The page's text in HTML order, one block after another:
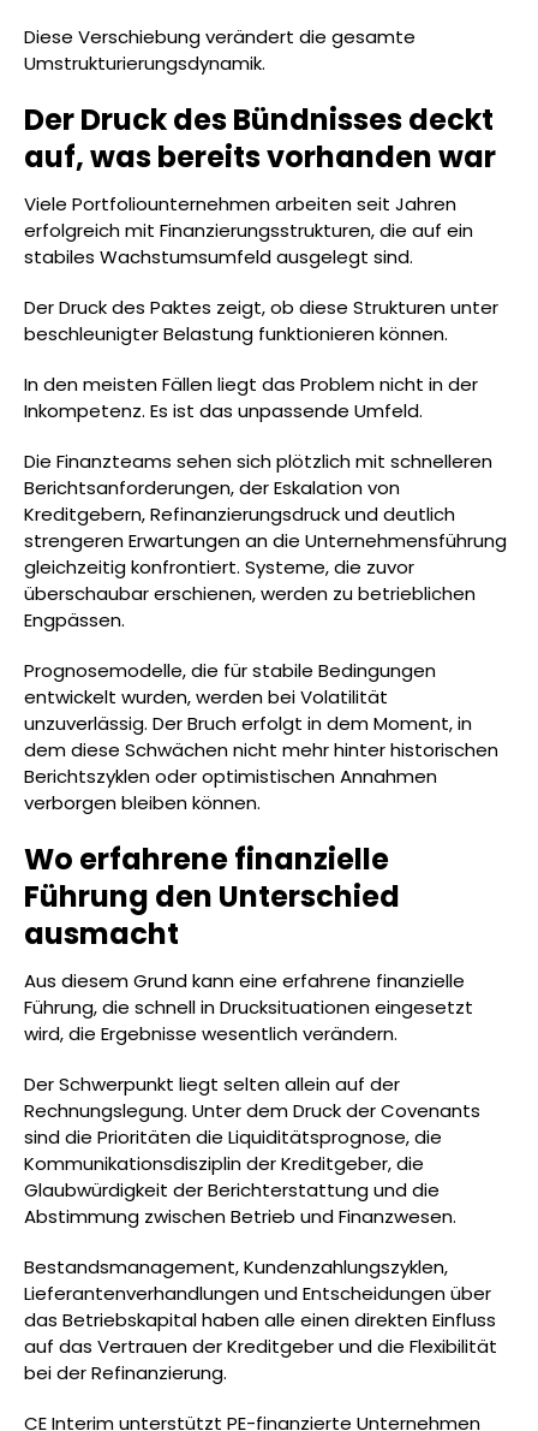
Diese Verschiebung verändert die gesamte
Umstrukturierungsdynamik.
Der Druck des Bündnisses deckt
auf, was bereits vorhanden war
Viele Portfoliounternehmen arbeiten seit Jahren
erfolgreich mit Finanzierungsstrukturen, die auf ein
stabiles Wachstumsumfeld ausgelegt sind.
Der Druck des Paktes zeigt, ob diese Strukturen unter
beschleunigter Belastung funktionieren können.
In den meisten Fällen liegt das Problem nicht in der
Inkompetenz. Es ist das unpassende Umfeld.
Die Finanzteams sehen sich plötzlich mit schnelleren
Berichtsanforderungen, der Eskalation von
Kreditgebern, Refinanzierungsdruck und deutlich
strengeren Erwartungen an die Unternehmensführung
gleichzeitig konfrontiert. Systeme, die zuvor
überschaubar erschienen, werden zu betrieblichen
Engpässen.
Prognosemodelle, die für stabile Bedingungen
entwickelt wurden, werden bei Volatilität
unzuverlässig. Der Bruch erfolgt in dem Moment, in
dem diese Schwächen nicht mehr hinter historischen
Berichtszyklen oder optimistischen Annahmen
verborgen bleiben können.
Wo erfahrene finanzielle
Führung den Unterschied
ausmacht
Aus diesem Grund kann eine erfahrene finanzielle
Führung, die schnell in Drucksituationen eingesetzt
wird, die Ergebnisse wesentlich verändern.
Der Schwerpunkt liegt selten allein auf der
Rechnungslegung. Unter dem Druck der Covenants
sind die Prioritäten die Liquiditätsprognose, die
Kommunikationsdisziplin der Kreditgeber, die
Glaubwürdigkeit der Berichterstattung und die
Abstimmung zwischen Betrieb und Finanzwesen.
Bestandsmanagement, Kundenzahlungszyklen,
Lieferantenverhandlungen und Entscheidungen über
das Betriebskapital haben alle einen direkten Einfluss
auf das Vertrauen der Kreditgeber und die Flexibilität
bei der Refinanzierung.
CE Interim unterstützt PE-finanzierte Unternehmen